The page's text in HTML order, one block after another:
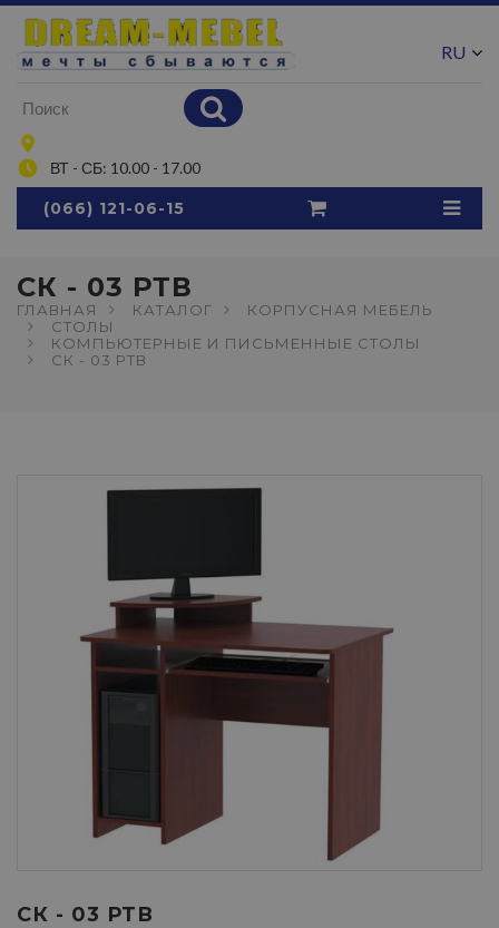
ВТ - СБ: 10.00 - 17.00
RU
(066) 121-06-15
СК - 03 РТВ
ГЛАВНАЯ КАТАЛОГ
КОРПУСНАЯ МЕБЕЛЬ
СТОЛЫ
КОМПЬЮТЕРНЫЕ И ПИСЬМЕННЫЕ СТОЛЫ
СК - 03 РТВ
СК - 03 РТВ